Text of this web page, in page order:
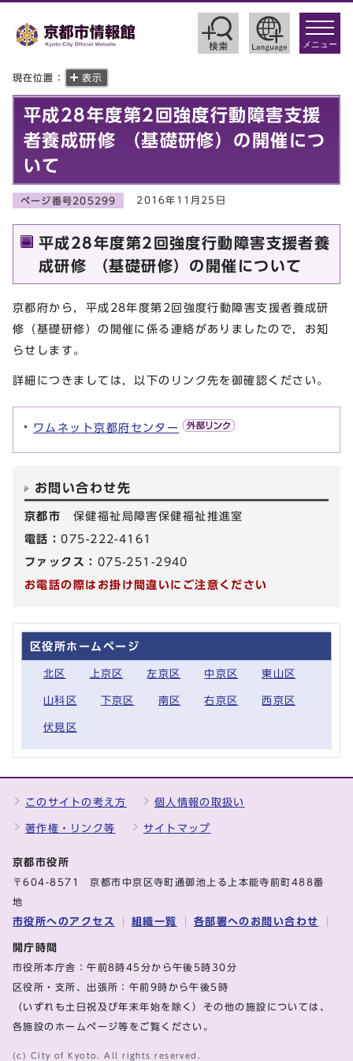
toggle
メニュー
現在位置： 表示
平成28年度第2回強度行動障害支援
者養成研修 （基礎研修）の開催につ
いて
ページ番号205299 2016年11月25日
平成28年度第2回強度行動障害支援者養
成研修 （基礎研修）の開催について
京都府から，平成28年度第2回強度行動障害支援者養成研
修（基礎研修）の開催に係る連絡がありましたので，お知
らせします。
詳細につきましては，以下のリンク先を御確認ください。
ワムネット京都府センター
お問い合わせ先
京都市 保健福祉局障害保健福祉推進室
電話：075-222-4161
ファックス： 075-251-2940
お電話の際はお掛け間違いにご注意ください
区役所ホームページ
北区 上京区 左京区 中京区 東山区
山科区 下京区 南区 右京区 西京区
伏見区
このサイトの考え方 個人情報の取扱い
著作権・リンク等 サイトマップ
京都市役所
〒604-8571 京都市中京区寺町通御池上る上本能寺前町488番
地
市役所へのアクセス 組織一覧 各部署へのお問い合わせ
開庁時間
市役所本庁舎：午前8時45分から午後5時30分
区役所・支所、出張所：午前9時から午後5時
（いずれも土日祝及び年末年始を除く）その他の施設については、
各施設のホームページ等をご覧ください。
(c) City of Kyoto. All rights reserved.